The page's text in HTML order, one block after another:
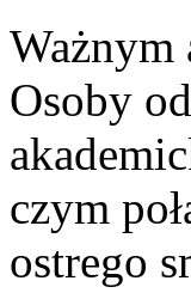
Ważnym
Osoby
czym
ostrego